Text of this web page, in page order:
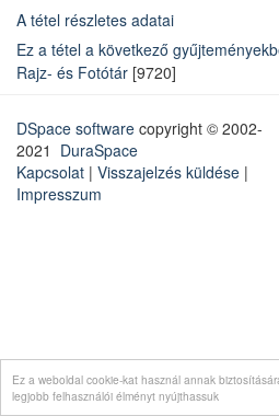
Ez a weboldal cookie-kat használ annak
legjobb felhasználói élményt nyújthassuk
A tétel részletes adatai
Ez a tétel a következő
Rajz- és Fotótár [9720]
DSpace software copyright © 2002-
2021 DuraSpace
Kapcsolat | Visszajelzés küldése |
Impresszum